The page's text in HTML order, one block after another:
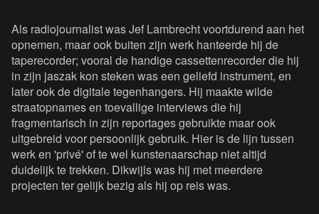
Als radiojournalist was Jef Lambrecht voortdurend aan het
opnemen, maar ook buiten zijn werk hanteerde hij de
taperecorder; vooral de handige cassettenrecorder die hij
in zijn jaszak kon steken was een geliefd instrument, en
later ook de digitale tegenhangers. Hij maakte wilde
straatopnames en toevallige interviews die hij
fragmentarisch in zijn reportages gebruikte maar ook
uitgebreid voor persoonlijk gebruik. Hier is de lijn tussen
werk en 'privé' of te wel kunstenaarschap niet altijd
duidelijk te trekken. Dikwijls was hij met meerdere
projecten ter gelijk bezig als hij op reis was.